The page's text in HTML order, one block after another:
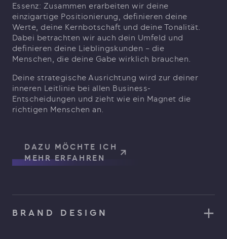
Essenz: Zusammen erarbeiten wir deine
einzigartige Positionierung, definieren deine
Werte, deine Kernbotschaft und deine Tonalität.
Dabei betrachten wir auch dein Umfeld und
definieren deine Lieblingskunden – die
Menschen, die deine Gabe wirklich brauchen.
Deine strategische Ausrichtung wird zur deiner
inneren Leitlinie bei allen Business-
Entscheidungen und zieht wie ein Magnet die
richtigen Menschen an.
DAZU MÖCHTE ICH
MEHR ERFAHREN
BRAND DESIGN